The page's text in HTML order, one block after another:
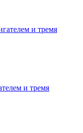
и тремя